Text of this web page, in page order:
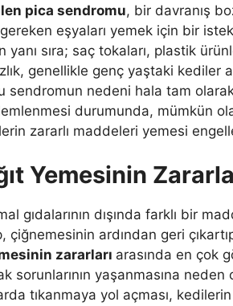
pica sendromu, bir davranış
eşyaları yemek için bir
yanı sıra; saç tokaları, plastik
genellikle genç yaştaki kediler
sendromun nedeni hala tam
durumunda, mümkün
zararlı maddeleri yemesi
Yemesinin
gıdalarının dışında farklı bir
çiğnemesinin ardından geri
zararları arasında en çok
sorunlarının yaşanmasına neden
tıkanmaya yol açması,